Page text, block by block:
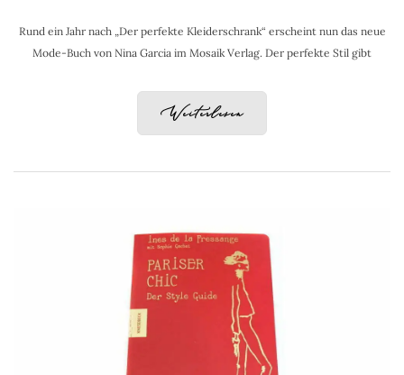
Rund ein Jahr nach „Der perfekte Kleiderschrank“ erscheint nun das neue
Mode-Buch von Nina Garcia im Mosaik Verlag. Der perfekte Stil gibt
Weiterlesen